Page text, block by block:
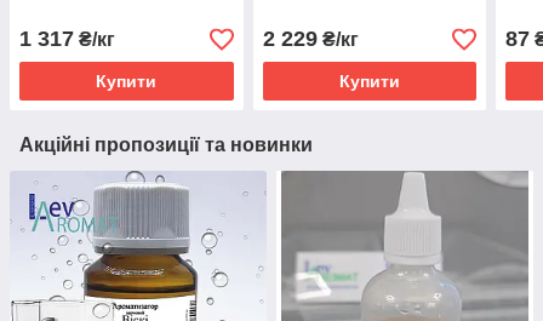
1 317 ₴/кг
Купити
2 229₴/кг
Купити
87
Акційні пропозиції та новинки